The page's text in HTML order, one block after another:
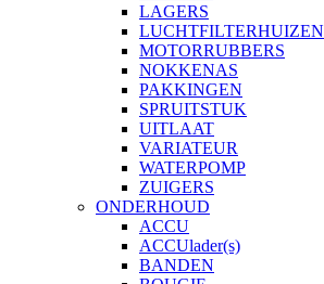
LAGERS
LUCHTFILTERHUIZEN
MOTORRUBBERS
NOKKENAS
PAKKINGEN
SPRUITSTUK
UITLAAT
VARIATEUR
WATERPOMP
ZUIGERS
ONDERHOUD
ACCU
ACCUlader(s)
BANDEN